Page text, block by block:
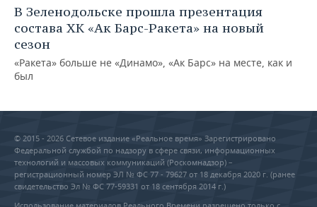
В Зеленодольске прошла презентация
состава ХК «Ак Барс-Ракета» на новый
сезон
«Ракета» больше не «Динамо», «Ак Барс» на месте, как и
был
© 2015 - 2026 Сетевое издание «Реальное время» Зарегистрировано
Федеральной службой по надзору в сфере связи, информационных
технологий и массовых коммуникаций (Роскомнадзор) –
регистрационный номер ЭЛ № ФС 77 - 79627 от 18 декабря 2020 г. (ранее
свидетельство Эл № ФС 77-59331 от 18 сентября 2014 г.)